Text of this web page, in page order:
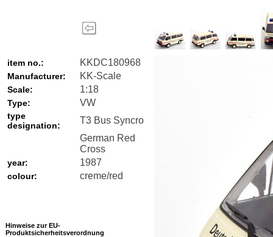
item no.: KKDC180968
Manufacturer: KK-Scale
Scale: 1:18
Type: VW
type
designation:
T3 Bus Syncro
German Red
Cross
year: 1987
colour: creme/red
Hinweise zur EU-
Produktsicherheitsverordnung